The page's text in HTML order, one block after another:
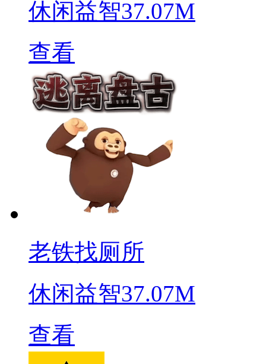
休闲益智37.07M
查看
老铁找厕所
休闲益智37.07M
查看